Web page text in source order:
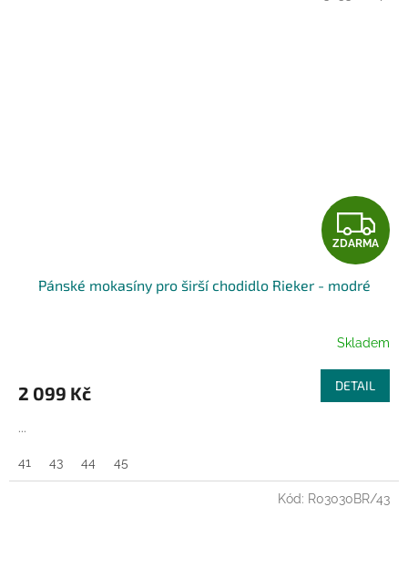
Z
D
R
M
A
ZDARMA
Pánské mokasíny pro širší chodidlo Rieker - modré
Skladem
2 099 Kč DETAIL
...
41 43 44 45
Kód: R03030BR/43